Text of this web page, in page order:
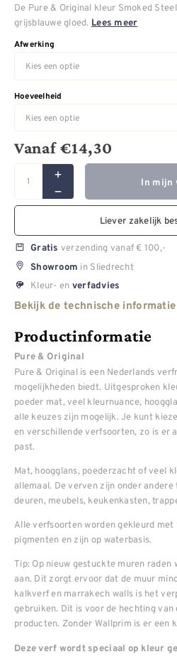
De Pure & Original kleur Smoked
grijsblauwe gloed. Lees meer
Afwerking
Hoeveelheid
Vanaf€14,30
In mijn
Liever zakelijk
Gratis verzending vanaf € 100,-
Showroom in Sliedrecht
Kleur- en verfadvies
Bekijk de technische informatie
Productinformatie
Pure & Original
Pure & Original is een Nederlands
mogelijkheden biedt. Uitgesproken
poeder mat, veel kleurnuance,
alle keuzes zijn mogelijk. Je kunt
en verschillende verfsoorten, zo is er
past.
Mat, hoogglans, poederzacht of veel
allemaal. De verven zijn onder andere
deuren, meubels, keukenkasten,
Alle verfsoorten worden gekleurd
pigmenten en zijn op waterbasis.
Tip: Op nieuw gestuckte muren raden
aan. Dit zorgt ervoor dat de muur
kalkverf en marrakech walls is het
gebruiken. Dit is voor de hechting van
producten. Zonder Wallprim is er een
Deze verf wordt speciaal op kleur